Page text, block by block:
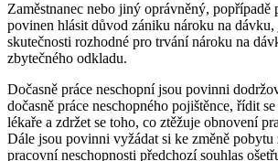
Zaměstnanec nebo jiný oprávněný, popřípadě
povinen hlásit důvod zániku nároku na
skutečnosti rozhodné pro trvání nároku na
zbytečného odkladu.
Dočasně práce neschopní jsou povinni
dočasně práce neschopného pojištěnce, řídit
lékaře a zdržet se toho, co ztěžuje obnovení
Dále jsou povinni vyžádat si ke změně pobytu
pracovní neschopnosti předchozí souhlas